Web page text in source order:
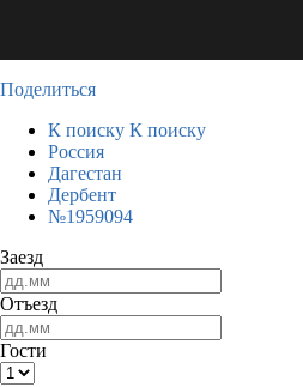
Поделиться
К поиску К поиску
Россия
Дагестан
Дербент
№1959094
Заезд
Отъезд
Гости